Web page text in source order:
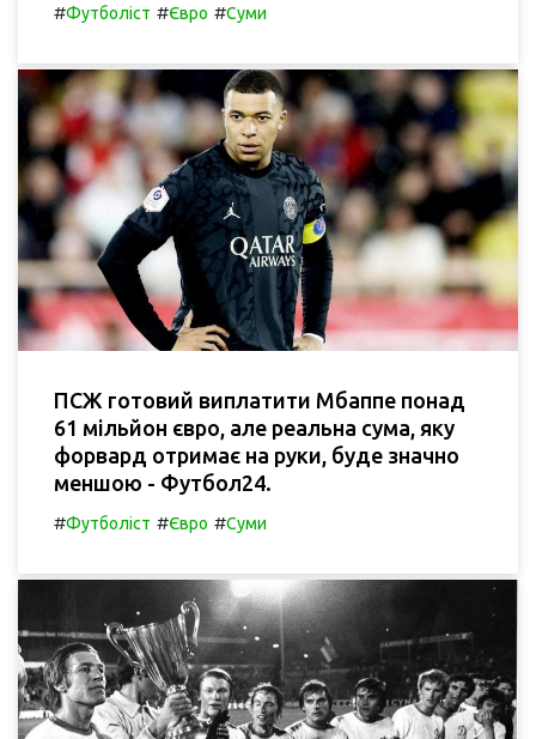
#Футболіст #Євро #Суми
ПСЖ готовий виплатити Мбаппе понад
61 мільйон євро, але реальна сума, яку
форвард отримає на руки, буде значно
меншою - Футбол24.
#Футболіст #Євро #Суми